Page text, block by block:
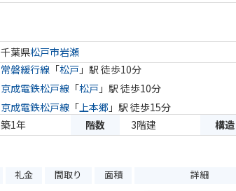
千葉県松戸市岩瀬
常磐緩行線 「松戸 」駅 徒歩10分
京成電鉄松戸線 「松戸 」駅 徒歩10分
京成電鉄松戸線 「上本郷 」駅 徒歩15分
築1年 階数 3階建 構造
礼金 間取り 面積 詳細